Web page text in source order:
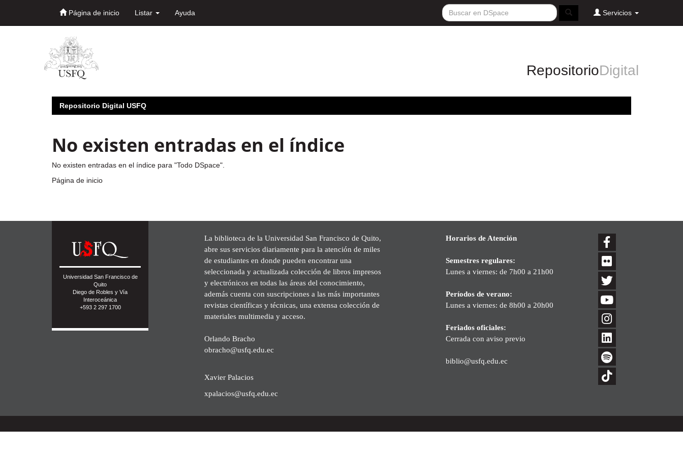
Página de inicio Listar Ayuda Servicios
RepositorioDigital
Repositorio Digital USFQ
No existen entradas en el índice
No existen entradas en el índice para "Todo DSpace".
Página de inicio
Universidad San Francisco de
Quito
Diego de Robles y Vía
Interoceánica
+593 2 297 1700
La biblioteca de la Universidad San Francisco de Quito,
abre sus servicios diariamente para la atención de miles
de estudiantes en donde pueden encontrar una
seleccionada y actualizada colección de libros impresos
y electrónicos en todas las áreas del conocimiento,
además cuenta con suscripciones a las más importantes
revistas científicas y técnicas, una extensa colección de
materiales multimedia y acceso.
Orlando Bracho
obracho@usfq.edu.ec
Xavier Palacios
xpalacios@usfq.edu.ec
Horarios de Atención
Semestres regulares:
Lunes a viernes: de 7h00 a 21h00
Períodos de verano:
Lunes a viernes: de 8h00 a 20h00
Feriados oficiales:
Cerrada con aviso previo
biblio@usfq.edu.ec